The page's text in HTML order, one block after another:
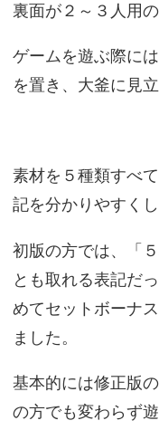
裏面が２～３人用
ゲームを遊ぶ際に
を置き、大釜に見
素材を５種類すべ
記を分かりやすくし
初版の方では、「
とも取れる表記だ
めてセットボーナ
ました。
基本的には修正版
の方でも変わらず